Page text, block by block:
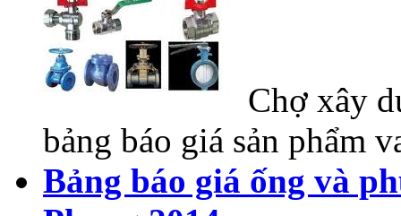
Chợ xây
bảng báo giá sản phẩm
Bảng báo giá ống và